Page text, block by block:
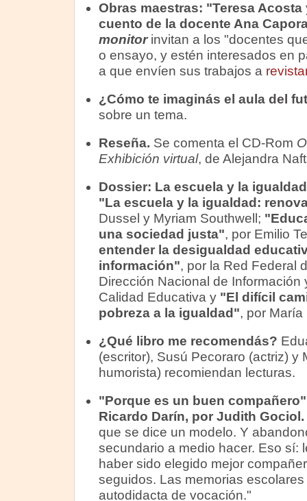
O bras maestras: "Teresa
cuento de la docente Ana
monitorinvitan a los "docentes
o ensayo, y estén interesados en
a que envíen sus trabajos a
¿Cómo te imaginás el aula del
sobre un tema.
Reseña. Se comenta el CD-Rom
Exhibición virtual, de Alejandra
Dossier: La escuela y la
"La escuela y la igualdad:
Dussel y Myriam Southwell;
una sociedad justa", por Emilio
entender la desigualdad
información", por la Red Federal
Dirección Nacional de Información
Calidad Educativa y "El difícil
pobreza a la igualdad", por María
¿Qué libro me recomendás?
(escritor), Susú Pecoraro (actriz) y
humorista) recomiendan lecturas.
"Porque es un buen
Ricardo Darín, por Judith Gociol.
que se dice un modelo. Y
secundario a medio hacer. Eso sí:
haber sido elegido mejor
seguidos. Las memorias
autodidacta de vocación."